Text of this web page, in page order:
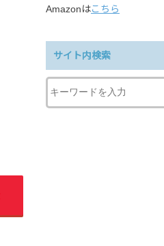
Amazonはこちら
サイト内検索